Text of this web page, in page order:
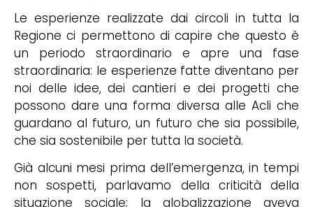
Le esperienze realizzate dai circoli in tutta la
Regione ci permettono di capire che questo è
un periodo straordinario e apre una fase
straordinaria: le esperienze fatte diventano per
noi delle idee, dei cantieri e dei progetti che
possono dare una forma diversa alle Acli che
guardano al futuro, un futuro che sia possibile,
che sia sostenibile per tutta la società.
Già alcuni mesi prima dell’emergenza, in tempi
non sospetti, parlavamo della criticità della
situazione sociale; la globalizzazione aveva